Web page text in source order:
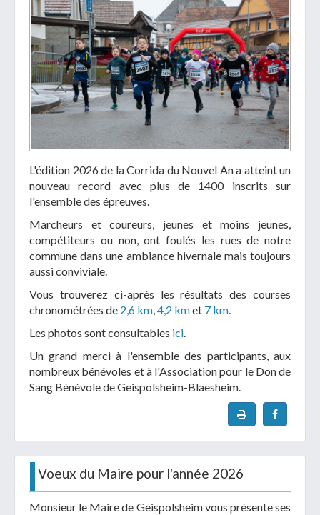
L'édition 2026 de la Corrida du Nouvel An a atteint un
nouveau record avec plus de 1400 inscrits sur
l'ensemble des épreuves.
Marcheurs et coureurs, jeunes et moins jeunes,
compétiteurs ou non, ont foulés les rues de notre
commune dans une ambiance hivernale mais toujours
aussi conviviale.
Vous trouverez ci-après les résultats des courses
chronométrées de 2,6 km,4,2 kmet 7 km.
Les photos sont consultables ici.
Un grand merci à l'ensemble des participants, aux
nombreux bénévoles et à l'Association pour le Don de
Sang Bénévole de Geispolsheim-Blaesheim.
Voeux du Maire pour l'année 2026
Monsieur le Maire de Geispolsheim vous présente ses